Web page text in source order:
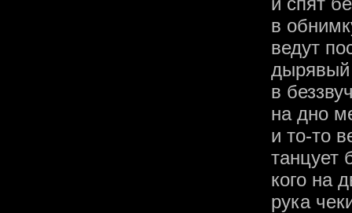
в
ведут
дырявый
в
на дно
и то-то
танцует
кого на
рука